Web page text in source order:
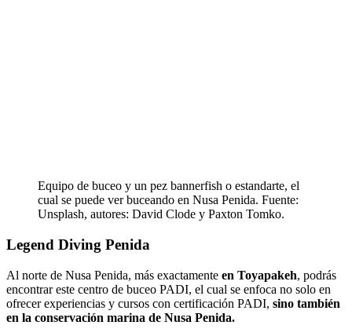
Equipo de buceo y un pez bannerfish o estandarte, el
cual se puede ver buceando en Nusa Penida. Fuente:
Unsplash, autores: David Clode y Paxton Tomko.
Legend Diving Penida
Al norte de Nusa Penida, más exactamente en Toyapakeh, podrás
encontrar este centro de buceo PADI, el cual se enfoca no solo en
ofrecer experiencias y cursos con certificación PADI, sino también
en la conservación marina de Nusa Penida.